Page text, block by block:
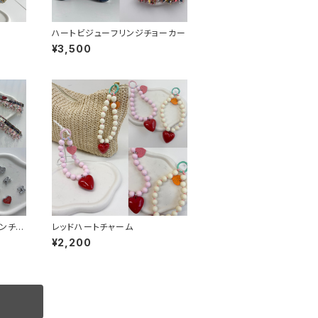
ハートビジューフリンジチョーカー
¥3,500
チョ レッドハートチャーム
¥2,200